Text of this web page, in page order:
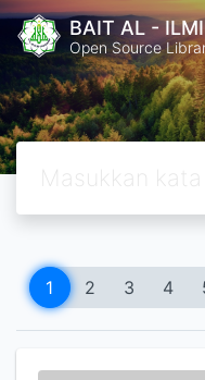
BAIT AL -
Open Source
1 2 3 4